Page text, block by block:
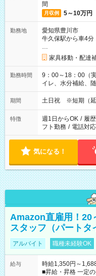
間
月収例 5～10万円
勤務地
愛知県豊川市
牛久保駅から車4分
…
家具移動・配達
勤務時間
9：00～18：00（実働8時間） 【残業】
イレ、水分補給、
期間 土日祝 ※短期（延
特徴 週1日からOK / 履
フト勤務 / 電話対
気になる！
Amazon直雇用！
スタッフ（パートタ
アルバイト 職種未経験OK
給与
時給1,350円～
■昇給・昇格 一定